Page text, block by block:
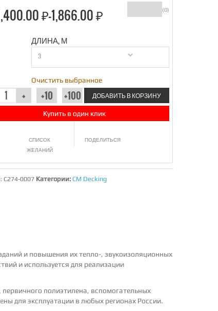
(0)
₽–1,866.00 ₽
ДЛИНА, М
Очистить выбранное
ДОБАВИТЬ В КОРЗИНУ
Купить в один клик
СПИСОК
ЖЕЛАНИЙ
ПОДЕЛИТЬСЯ
C274-0007 Категории: CM Decking
и повышения их тепло-, звукоизоляционных
и используется для реализации
полиэтилена, вспомогательных
для эксплуатации в любых регионах России.